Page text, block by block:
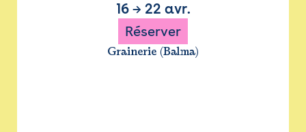
16→ 22 avr.
Réserver
Grainerie (Balma)